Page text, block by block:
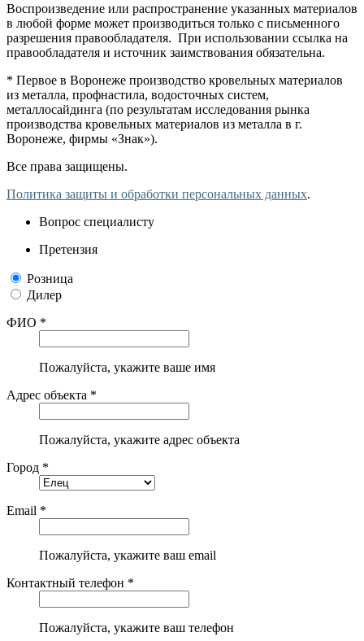
Воспроизведение или распространение указанных материалов
в любой форме может производиться только с письменного
разрешения правообладателя. При использовании ссылка на
правообладателя и источник заимствования обязательна.
* Первое в Воронеже производство кровельных материалов
из металла, профнастила, водосточных систем,
металлосайдинга (по результатам исследования рынка
производства кровельных материалов из металла в г.
Воронеже, фирмы «Знак»).
Все права защищены.
Политика защиты и обработки персональных данных.
Вопрос специалисту
Претензия
Розница
Дилер
ФИО *
Пожалуйста, укажите ваше имя
Адрес объекта *
Пожалуйста, укажите адрес объекта
Город *
Email *
Пожалуйста, укажите ваш email
Контактный телефон *
Пожалуйста, укажите ваш телефон